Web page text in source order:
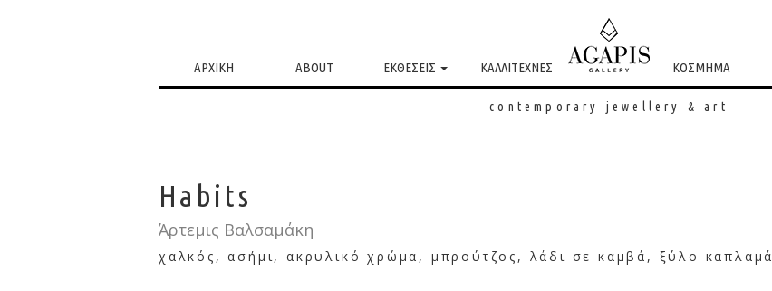
ΑΡΧΙΚΗ ABOUT ΕΚΘΕΣΕΙΣ ΚΑΛΛΙΤΕΧΝΕΣ ΚΟΣΜΗΜΑ
contemporary jewellery & art
Habits
Άρτεμις Βαλσαμάκη
χαλκός, ασήμι, ακρυλικό χρώμα, μπρούτζος, λάδι σε καμβά, ξύλο καπλαμά